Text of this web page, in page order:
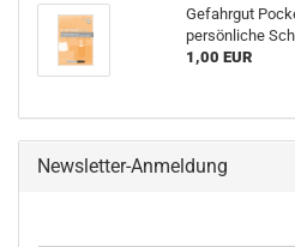
Gefahrgut
persönliche
1,00 EUR
Newsletter-Anmeldung